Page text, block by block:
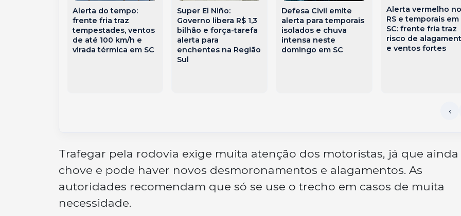
Alerta do tempo:
frente fria traz
tempestades, ventos
de até 100 km/h e
virada térmica em SC
Super El Niño:
Governo libera R$ 1,3
bilhão e força-tarefa
alerta para
enchentes na Região
Sul
Defesa Civil emite
alerta para temporais
isolados e chuva
intensa neste
domingo em SC
Alerta vermelho no
RS e temporais em
SC: frente fria traz
risco de
e ventos fortes
Trafegar pela rodovia exige muita atenção dos motoristas, já que ainda
chove e pode haver novos desmoronamentos e alagamentos. As
autoridades recomendam que só se use o trecho em casos de muita
necessidade.